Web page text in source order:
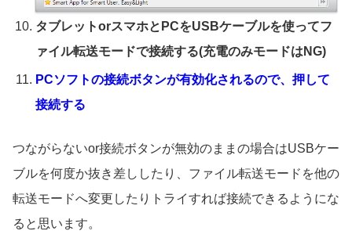
タブレットorスマホとPCをUSBケーブルを使ってフ
ァイル転送モードで接続する(充電のみモードはNG)
PCソフトの接続ボタンが有効化されるので、押して
接続する
つながらないor接続ボタンが無効のままの場合はUSBケー
ブルを何度か抜き差ししたり、ファイル転送モードを他の
転送モードへ変更したりトライすれば接続できるようにな
ると思います。